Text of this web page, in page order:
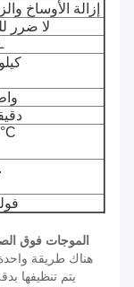
إزالة الأوساخ
لا ضرر
40
7500
0~99
380
الموجات فوق
هناك طريقة
يتم تنظيفها